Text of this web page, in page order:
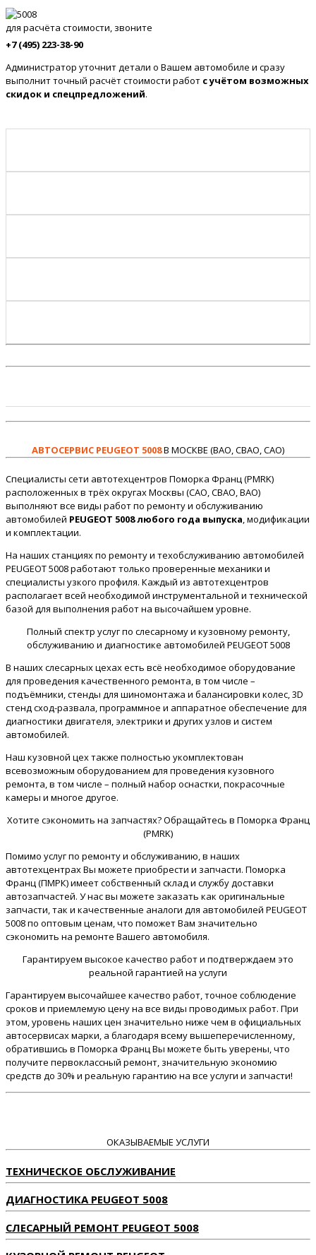
для расчёта стоимости, звоните
+7 (495) 223-38-90
Администратор уточнит детали о Вашем автомобиле и сразу
выполнит точный расчёт стоимости работ с учётом возможных
скидок и спецпредложений.
АВТОСЕРВИС PEUGEOT 5008В МОСКВЕ (ВАО, СВАО, САО)
Специалисты сети автотехцентров Поморка Франц (PMRK)
расположенных в трёх округах Москвы (САО, СВАО, ВАО)
выполняют все виды работ по ремонту и обслуживанию
автомобилей PEUGEOT 5008 любого года выпуска, модификации
и комплектации.
На наших станциях по ремонту и техобслуживанию автомобилей
PEUGEOT 5008 работают только проверенные механики и
специалисты узкого профиля. Каждый из автотехцентров
располагает всей необходимой инструментальной и технической
базой для выполнения работ на высочайшем уровне.
Полный спектр услуг по слесарному и кузовному ремонту,
обслуживанию и диагностике автомобилей PEUGEOT 5008
В наших слесарных цехах есть всё необходимое оборудование
для проведения качественного ремонта, в том числе –
подъёмники, стенды для шиномонтажа и балансировки колес, 3D
стенд сход-развала, программное и аппаратное обеспечение для
диагностики двигателя, электрики и других узлов и систем
автомобилей.
Наш кузовной цех также полностью укомплектован
всевозможным оборудованием для проведения кузовного
ремонта, в том числе – полный набор оснастки, покрасочные
камеры и многое другое.
Хотите сэкономить на запчастях? Обращайтесь в Поморка Франц
(PMRK)
Помимо услуг по ремонту и обслуживанию, в наших
автотехцентрах Вы можете приобрести и запчасти. Поморка
Франц (ПМРК) имеет собственный склад и службу доставки
автозапчастей. У нас вы можете заказать как оригинальные
запчасти, так и качественные аналоги для автомобилей PEUGEOT
5008 по оптовым ценам, что поможет Вам значительно
сэкономить на ремонте Вашего автомобиля.
Гарантируем высокое качество работ и подтверждаем это
реальной гарантией на услуги
Гарантируем высочайшее качество работ, точное соблюдение
сроков и приемлемую цену на все виды проводимых работ. При
этом, уровень наших цен значительно ниже чем в официальных
автосервисах марки, а благодаря всему вышеперечисленному,
обратившись в Поморка Франц Вы можете быть уверены, что
получите первоклассный ремонт, значительную экономию
средств до 30% и реальную гарантию на все услуги и запчасти!
ОКАЗЫВАЕМЫЕ УСЛУГИ
ТЕХНИЧЕСКОЕ ОБСЛУЖИВАНИЕ
ДИАГНОСТИКА PEUGEOT 5008
СЛЕСАРНЫЙ РЕМОНТ PEUGEOT 5008